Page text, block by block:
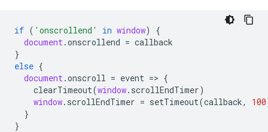
if ( 'onscrollend' in window)
{
document.onscrollend = callback
}
else {
document.onscroll = event => {
clearTimeout(window. scrollEndTimer)
window. scrollEndTimer = setTimeout(callback, 100
}
}